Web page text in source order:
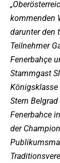
kommenden
darunter den
Teilnehmer
Fenerbahçe
Stammgast
Stern
Fenerbahce
der